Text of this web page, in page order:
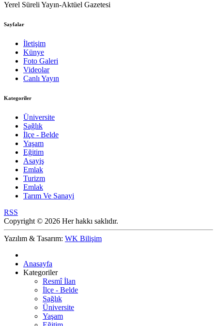
Yerel Süreli Yayın-Aktüel Gazetesi
Sayfalar
İletişim
Künye
Foto Galeri
Videolar
Canlı Yayın
Kategoriler
Üniversite
Sağlık
İlçe - Belde
Yaşam
Eğitim
Asayiş
Emlak
Turizm
Emlak
Tarım Ve Sanayi
RSS
Copyright © 2026 Her hakkı saklıdır.
Yazılım & Tasarım: WK Bilişim
Anasayfa
Kategoriler
Resmî İlan
İlçe - Belde
Sağlık
Üniversite
Yaşam